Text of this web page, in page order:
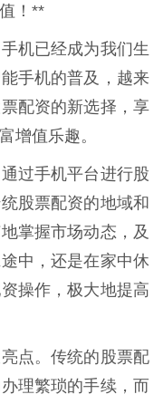
！**
机已经成为我们生
手机的普及，越来
配资的新选择，享
增值乐趣。
过手机平台进行股
股票配资的地域和
掌握市场动态，及
中，还是在家中休
操作，极大地提高
点。传统的股票配
理繁琐的手续，而